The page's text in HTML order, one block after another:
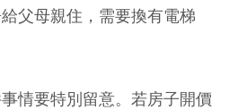
父母親住，需要換有電梯
情要特別留意。若房子開價